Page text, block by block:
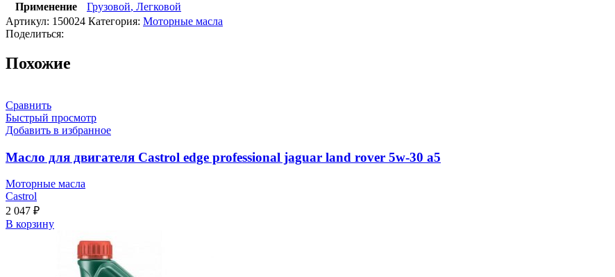
Применение
Грузовой, Легковой
Артикул: 150024 Категория: Моторные масла
Поделиться:
Похожие
Сравнить
Быстрый просмотр
Добавить в избранное
Масло для двигателя Castrol edge professional jaguar land rover 5w-30 a5
Моторные масла
Castrol
2 047 ₽
В корзину